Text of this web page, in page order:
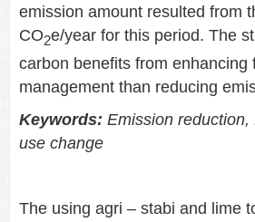
emission amount resulted from
CO2e/year for this period. The
carbon benefits from
management than reducing
Keywords: Emission
use change
The using agri – stabi and lime